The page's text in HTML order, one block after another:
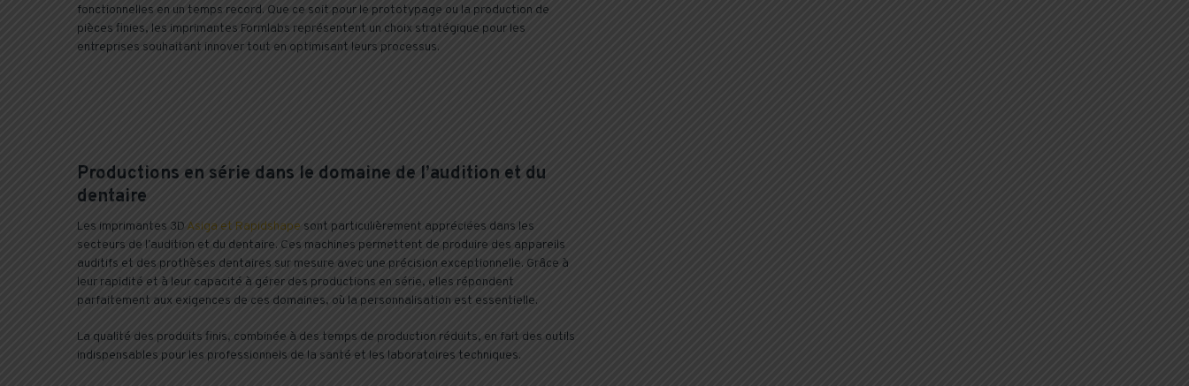
fonctionnelles en un temps record. Que ce soit pour le prototypage ou la production de
pièces finies, les imprimantes Formlabs représentent un choix stratégique pour les
entreprises souhaitant innover tout en optimisant leurs processus.
Productions en série dans le domaine de l’audition et du
dentaire
Les imprimantes 3D Asiga et Rapidshape sont particulièrement appréciées dans les
secteurs de l’audition et du dentaire. Ces machines permettent de produire des appareils
auditifs et des prothèses dentaires sur mesure avec une précision exceptionnelle. Grâce à
leur rapidité et à leur capacité à gérer des productions en série, elles répondent
parfaitement aux exigences de ces domaines, où la personnalisation est essentielle.
La qualité des produits finis, combinée à des temps de production réduits, en fait des outils
indispensables pour les professionnels de la santé et les laboratoires techniques.